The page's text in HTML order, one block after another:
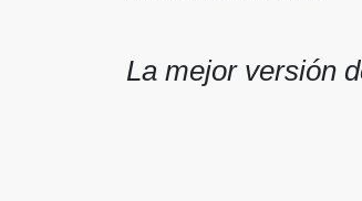
La mejor versión